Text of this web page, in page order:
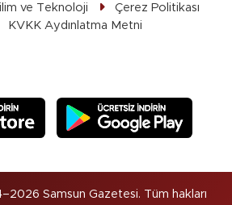
ve Teknoloji
Çerez Politikası
KVKK Aydınlatma Metni
Samsun Gazetesi. Tüm hakları